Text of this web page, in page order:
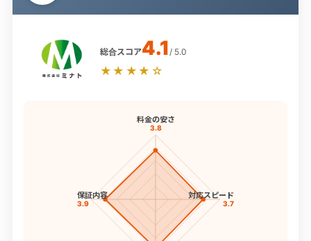
総合スコア4.1 / 5.0
★★★★☆
料金の安さ
3.8
対応スピード
3.7
保証内容
3.9